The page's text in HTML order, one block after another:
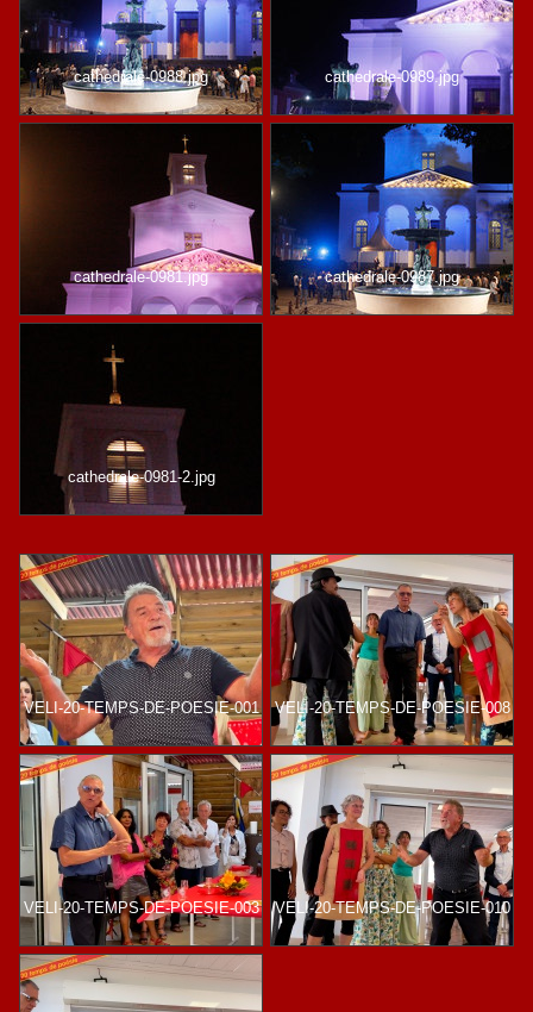
cathedrale-0988.jpg cathedrale-0989.jpg
cathedrale-0981.jpg cathedrale-0987.jpg
cathedrale-0981-2.jpg
VELI-20-TEMPS-DE-POESIE-001 VELI-20-TEMPS-DE-POESIE-008
VELI-20-TEMPS-DE-POESIE-003 VELI-20-TEMPS-DE-POESIE-010